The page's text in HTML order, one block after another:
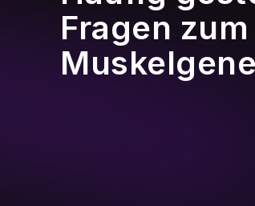
Fragen